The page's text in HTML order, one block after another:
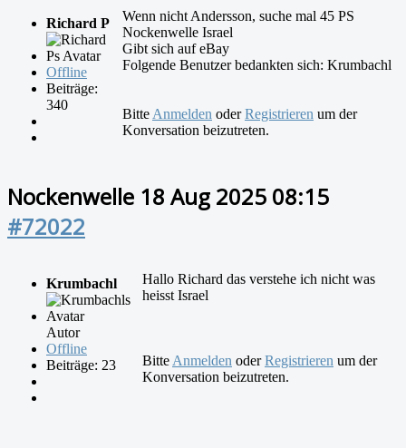
Richard P
Offline
Beiträge:
340
Wenn nicht Andersson, suche mal 45 PS
Nockenwelle Israel
Gibt sich auf eBay
Folgende Benutzer bedankten sich: Krumbachl
Bitte Anmelden oderRegistrieren um der
Konversation beizutreten.
Nockenwelle 18 Aug 2025 08:15
#72022
Krumbachl
Autor
Offline
Beiträge: 23
Hallo Richard das verstehe ich nicht was
heisst Israel
BitteAnmelden oderRegistrieren um der
Konversation beizutreten.